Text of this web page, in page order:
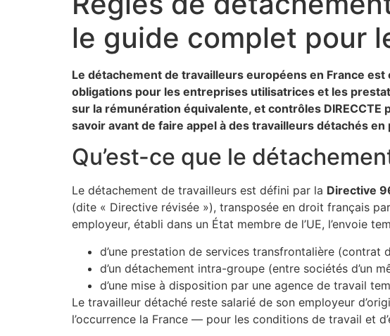
le guide complet pour
Le détachement de travailleurs européens en France
obligations pour les entreprises utilisatrices et les
sur la rémunération équivalente, et contrôles
savoir avant de faire appel à des travailleurs détachés
Qu’est-ce que le
Le détachement de travailleurs est défini par la Directive
(dite « Directive révisée »), transposée en droit français
employeur, établi dans un État membre de l’UE, l’envoie
d’une prestation de services transfrontalière (contrat
d’un détachement intra-groupe (entre sociétés d’un
d’une mise à disposition par une agence de travail
Le travailleur détaché reste salarié de son employeur
l’occurrence la France — pour les conditions de travail et